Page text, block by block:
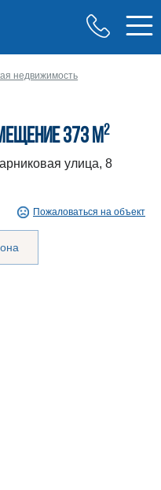
недвижимость
373 м2
улица, 8
Пожаловаться на объект